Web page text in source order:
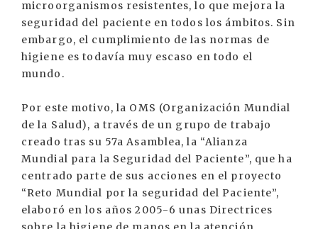
microorganismos resistentes, lo que mejora la
seguridad del paciente en todos los ámbitos. Sin
embargo, el cumplimiento de las normas de
higiene es todavía muy escaso en todo el
mundo.
Por este motivo, la OMS (Organización Mundial
de la Salud), a través de un grupo de trabajo
creado tras su 57a Asamblea, la “Alianza
Mundial para la Seguridad del Paciente”, que ha
centrado parte de sus acciones en el proyecto
“Reto Mundial por la seguridad del Paciente”,
elaboró en los años 2005-6 unas Directrices